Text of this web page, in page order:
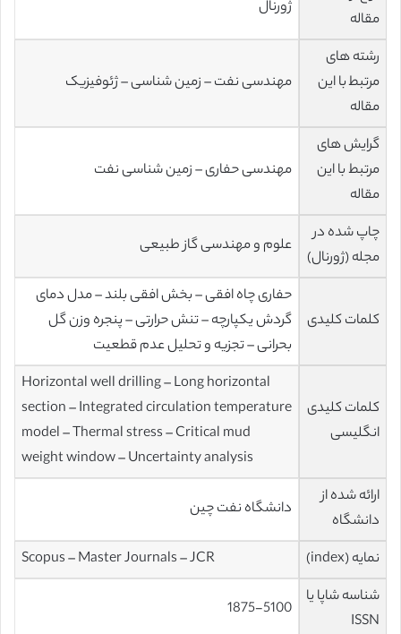
مقاله
ژورنال
رشته های
مرتبط با این
مقاله
مهندسی نفت – زمین شناسی – ژئوفیزیک
گرایش های
مرتبط با این
مقاله
مهندسی حفاری – زمین شناسی نفت
چاپ شده در
مجله (ژورنال)
علوم و مهندسی گاز طبیعی
کلمات کلیدی
حفاری چاه افقی – بخش افقی بلند – مدل دمای
گردش یکپارچه – تنش حرارتی – پنجره وزن گل
بحرانی – تجزیه و تحلیل عدم قطعیت
کلمات کلیدی
انگلیسی
Horizontal well drilling – Long horizontal
section – Integrated circulation temperature
model – Thermal stress – Critical mud
weight window – Uncertainty analysis
ارائه شده از
دانشگاه
دانشگاه نفت چین
نمایه (index)
Scopus – Master Journals – JCR
شناسه شاپا یا
ISSN
1875-5100